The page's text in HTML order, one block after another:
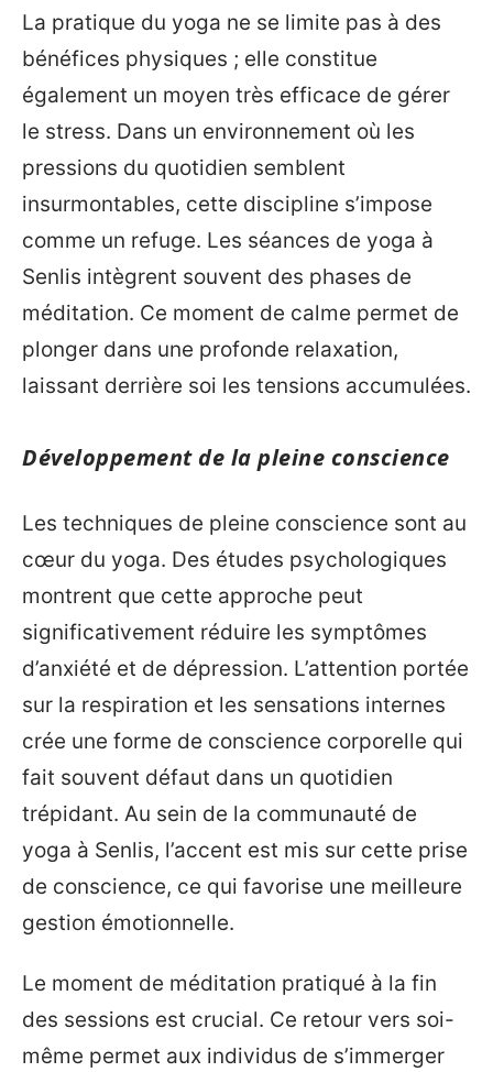
La pratique du yoga ne se limite pas à des
bénéfices physiques ; elle constitue
également un moyen très efficace de gérer
le stress. Dans un environnement où les
pressions du quotidien semblent
insurmontables, cette discipline s’impose
comme un refuge. Les séances de yoga à
Senlis intègrent souvent des phases de
méditation. Ce moment de calme permet de
plonger dans une profonde relaxation,
laissant derrière soi les tensions accumulées.
Développement de la pleine conscience
Les techniques de pleine conscience sont au
cœur du yoga. Des études psychologiques
montrent que cette approche peut
significativement réduire les symptômes
d’anxiété et de dépression. L’attention portée
sur la respiration et les sensations internes
crée une forme de conscience corporelle qui
fait souvent défaut dans un quotidien
trépidant. Au sein de la communauté de
yoga à Senlis, l’accent est mis sur cette prise
de conscience, ce qui favorise une meilleure
gestion émotionnelle.
Le moment de méditation pratiqué à la fin
des sessions est crucial. Ce retour vers soi-
même permet aux individus de s’immerger